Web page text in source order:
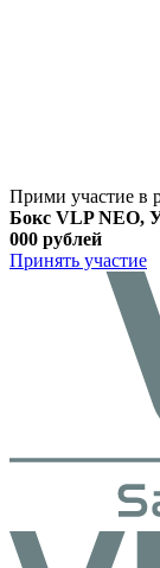
Прими участие в
Бокс VLP NEO,
000 рублей
Принять участие